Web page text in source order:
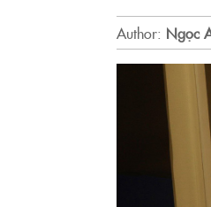
Author: Ngọc